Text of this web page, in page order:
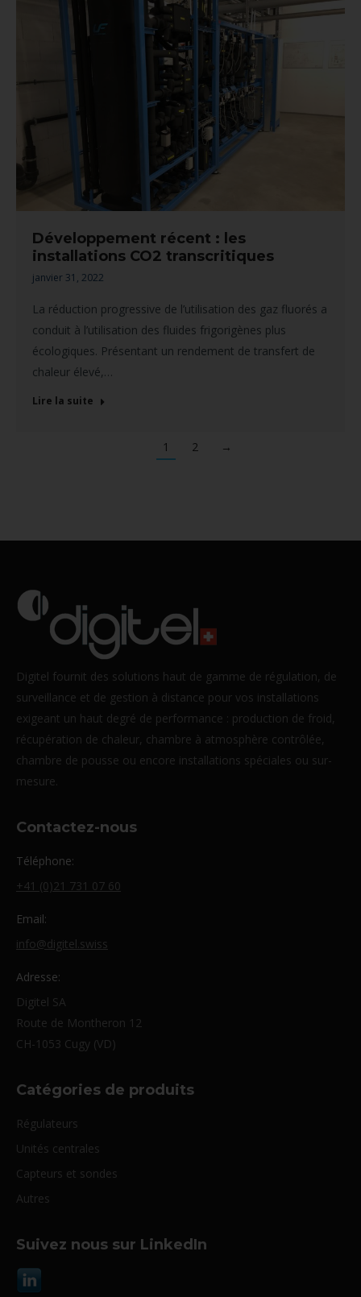
Développement récent : les
installations CO2 transcritiques
janvier 31, 2022
La réduction progressive de l’utilisation des gaz fluorés a
conduit à l’utilisation des fluides frigorigènes plus
écologiques. Présentant un rendement de transfert de
chaleur élevé,…
Lire la suite
1 2 →
Digitel fournit des solutions haut de gamme de régulation, de
surveillance et de gestion à distance pour vos installations
exigeant un haut degré de performance : production de froid,
récupération de chaleur, chambre à atmosphère contrôlée,
chambre de pousse ou encore installations spéciales ou sur-
mesure.
Contactez-nous
Téléphone:
+41 (0)21 731 07 60
Email:
info@digitel.swiss
Adresse:
Digitel SA
Route de Montheron 12
CH-1053 Cugy (VD)
Catégories de produits
Régulateurs
Unités centrales
Capteurs et sondes
Autres
Suivez nous sur LinkedIn